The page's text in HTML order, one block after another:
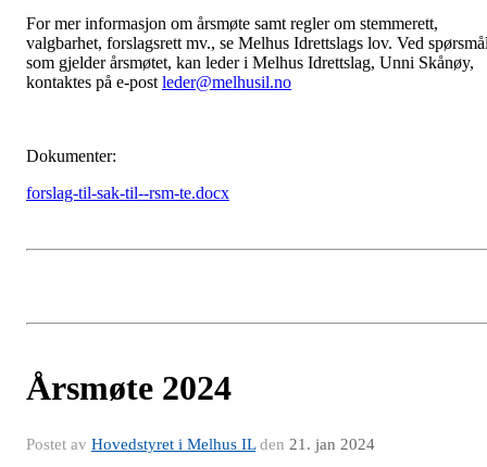
For mer informasjon om årsmøte samt regler om stemmerett,
valgbarhet, forslagsrett mv., se Melhus Idrettslags lov. Ved
som gjelder årsmøtet, kan leder i Melhus Idrettslag, Unni Skånøy,
kontaktes på e-post leder@melhusil.no
Dokumenter:
forslag-til-sak-til--rsm-te.docx
Årsmøte 2024
Postet av Hovedstyret i Melhus ILden 21. jan 2024